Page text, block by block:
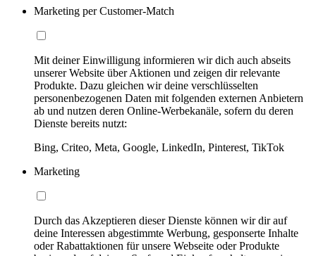
Marketing per Customer-Match
Mit deiner Einwilligung informieren wir dich auch abseits
unserer Website über Aktionen und zeigen dir relevante
Produkte. Dazu gleichen wir deine verschlüsselten
personenbezogenen Daten mit folgenden externen Anbietern
ab und nutzen deren Online-Werbekanäle, sofern du deren
Dienste bereits nutzt:
Bing, Criteo, Meta, Google, LinkedIn, Pinterest, TikTok
Marketing
Durch das Akzeptieren dieser Dienste können wir dir auf
deine Interessen abgestimmte Werbung, gesponserte Inhalte
oder Rabattaktionen für unsere Webseite oder Produkte